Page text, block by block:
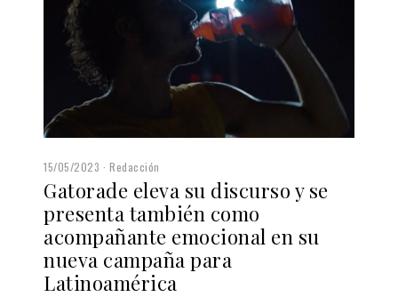
15/05/2023 Redacción
Gatorade eleva su discurso y se
presenta también como
acompañante emocional en su
nueva campaña para
Latinoamérica